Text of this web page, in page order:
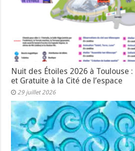
Nuit des Étoiles 2026 à Toulouse
et Gratuite à la Cité de l’espace
29 juillet 2026